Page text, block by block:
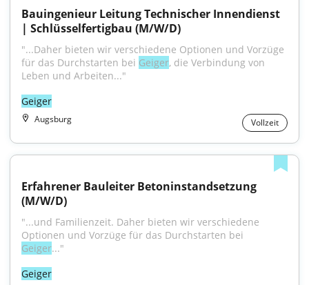
Bauingenieur Leitung Technischer Innendienst
| Schlüsselfertigbau (M/W/D)
"...Daher bieten wir verschiedene Optionen und Vorzüge
für das Durchstarten bei Geiger, die Verbindung von
Leben und Arbeiten..."
Geiger
Augsburg Vollzeit
Erfahrener Bauleiter Betoninstandsetzung
(M/W/D)
"...und Familienzeit. Daher bieten wir verschiedene
Geiger..."
Geiger